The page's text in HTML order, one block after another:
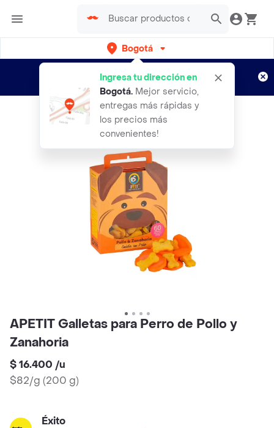
Bogotá
Ingresa tu dirección en
Bogotá. Mejor servicio,
entregas más rápidas y
los precios más
convenientes!
envíos gratis por semanas
Aplican TyC
APETIT Galletas para Perro de Pollo y
Zanahoria
$ 16.400 /u
$82/g (200 g)
Éxito